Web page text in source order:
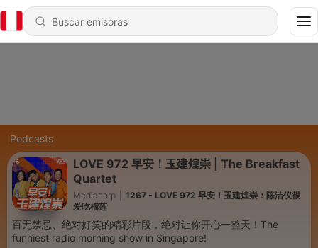
Podcasts
LOVE 972 早安！玉建煌崇 | The Breakfast
Quartet
Mediacorp
1267 - LOVE 972 早安！玉建煌崇：陈洁仪很
爱吃榴莲
百无禁忌、绝对好笑的精彩片段，绝对让你开心一整天！The
funniest radio morning show in Singapore!